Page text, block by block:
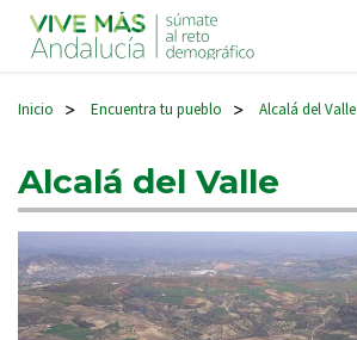
Navegación principal
Inicio > Encuentra tu pueblo > Alcalá del Valle
Alcalá del Valle